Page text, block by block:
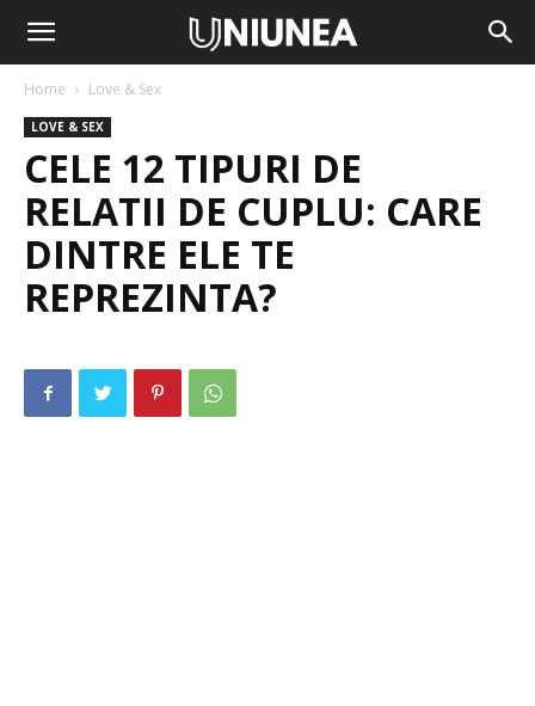
Home Love & Sex
LOVE & SEX
CELE 12 TIPURI DE
RELATII DE CUPLU: CARE
DINTRE ELE TE
REPREZINTA?